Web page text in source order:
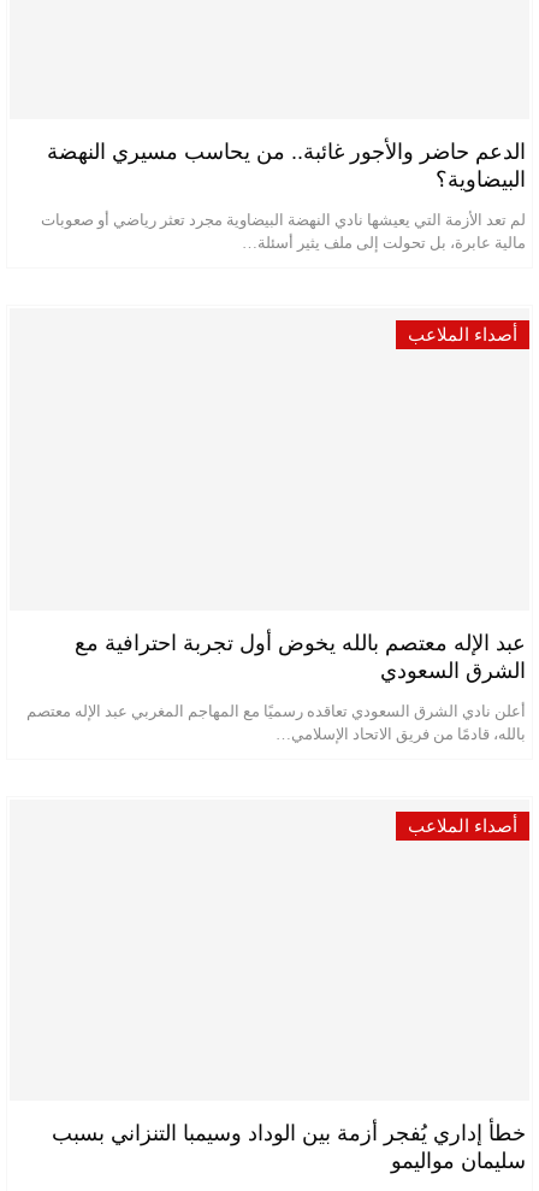
الدعم حاضر والأجور غائبة.. من يحاسب مسيري النهضة
البيضاوية؟
لم تعد الأزمة التي يعيشها نادي النهضة البيضاوية مجرد تعثر رياضي أو صعوبات
مالية عابرة، بل تحولت إلى ملف يثير أسئلة…
أصداء الملاعب
عبد الإله معتصم بالله يخوض أول تجربة احترافية مع
الشرق السعودي
أعلن نادي الشرق السعودي تعاقده رسميًا مع المهاجم المغربي عبد الإله معتصم
بالله، قادمًا من فريق الاتحاد الإسلامي…
أصداء الملاعب
خطأ إداري يُفجر أزمة بين الوداد وسيمبا التنزاني بسبب
سليمان مواليمو